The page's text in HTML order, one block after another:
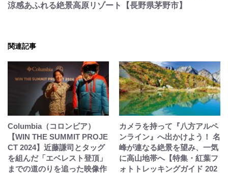
涼感あふれる絶景高原リゾート【長野県茅野市】
関連記事
Columbia（コロンビア）
【WIN THE SUMMIT PROJE
CT 2024】近藤謙司とタッグ
を組んだ「エベレスト登頂」
までの道のりを追った映像作
カメラを持って『八方アルペ
ンライン』へ出かけよう！ 名
峰が連なる絶景を望み、一気
に高山地帯へ【特集・紅葉フ
ォトトレッキングガイド 202